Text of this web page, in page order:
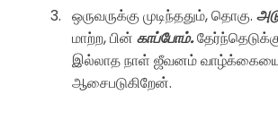
ஒருவருக்கு முடிந்ததும், தொகு.
மாற்ற, பின் காப்போம்.
இல்லாத நாள் ஜீவனம்
ஆசைபடுகிறேன்.